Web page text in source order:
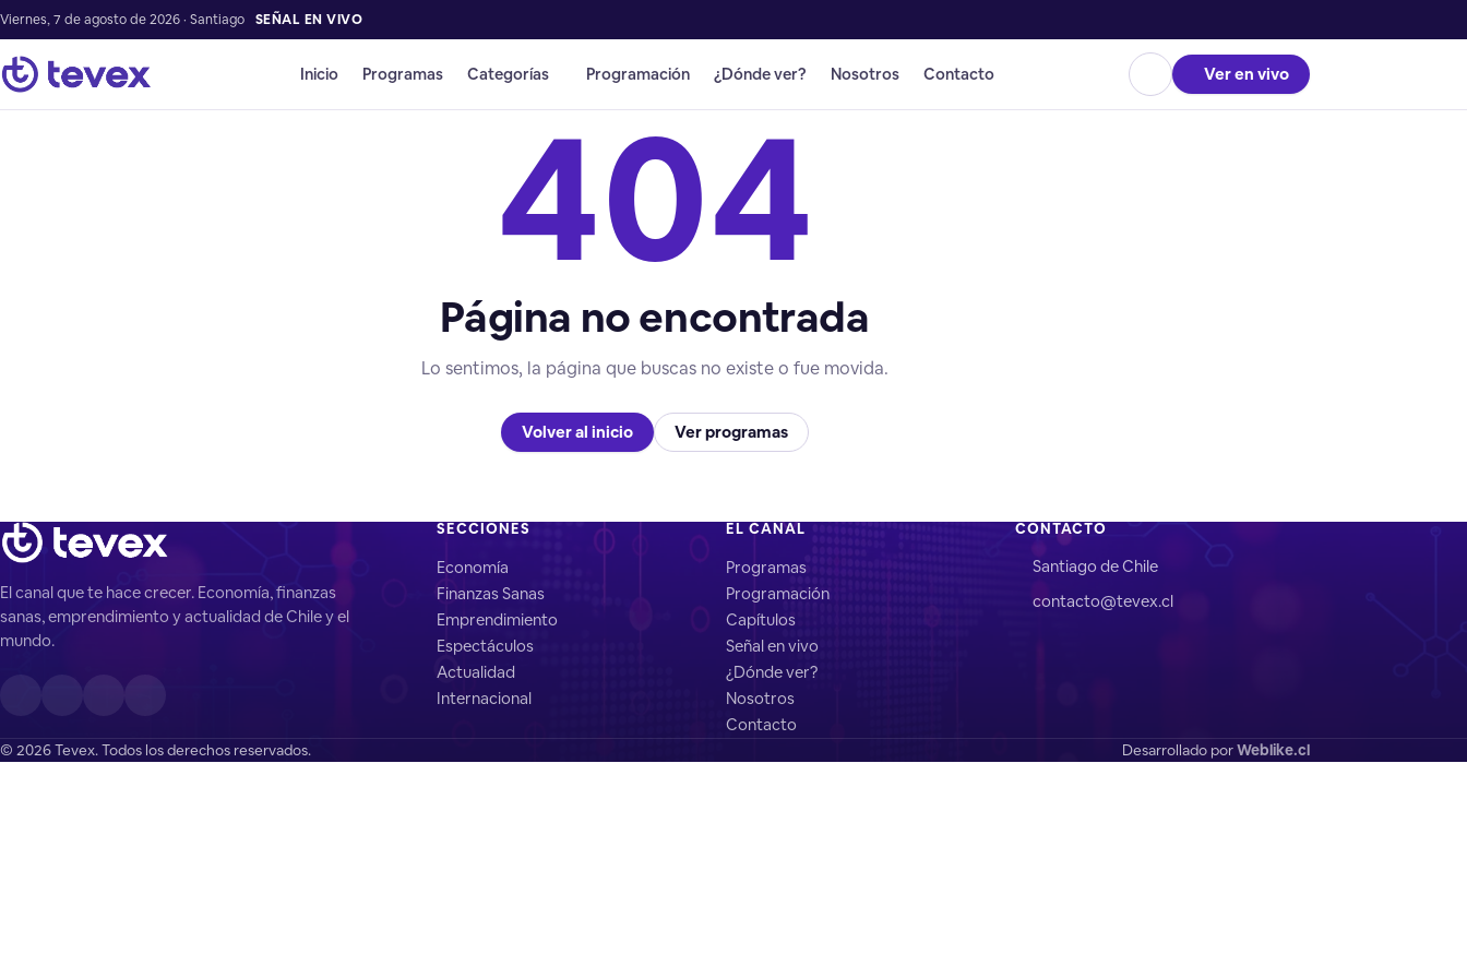
Viernes, 7 de agosto de 2026 · Santiago SEÑAL EN VIVO
Inicio Programas Categorías Programación ¿Dónde ver? Nosotros Contacto Ver en vivo
404
Página no encontrada
Lo sentimos, la página que buscas no existe o fue movida.
Volver al inicio Ver programas
El canal que te hace crecer. Economía, finanzas
sanas, emprendimiento y actualidad de Chile y el
mundo.
SECCIONES
Economía
Finanzas Sanas
Emprendimiento
Espectáculos
Actualidad
Internacional
EL CANAL
Programas
Programación
Capítulos
Señal en vivo
¿Dónde ver?
Nosotros
Contacto
CONTACTO
Santiago de Chile
contacto@tevex.cl
© 2026 Tevex. Todos los derechos reservados. Desarrollado porWeblike.cl